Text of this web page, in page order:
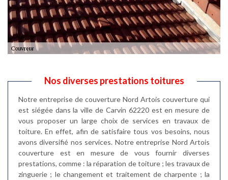
Nos diverses prestations toitures
Notre entreprise de couverture Nord Artois couverture qui
est siégée dans la ville de Carvin 62220 est en mesure de
vous proposer un large choix de services en travaux de
toiture. En effet, afin de satisfaire tous vos besoins, nous
avons diversifié nos services. Notre entreprise Nord Artois
couverture est en mesure de vous fournir diverses
prestations, comme : la réparation de toiture ; les travaux de
zinguerie ; le changement et traitement de charpente ; la